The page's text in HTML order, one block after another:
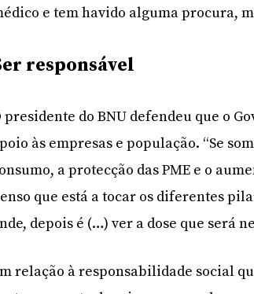
e tem havido alguma procura,
responsável
presidente do BNU defendeu que o
às empresas e população. “Se
a protecção das PME e o
que está a tocar os diferentes
depois é (…) ver a dose que será
relação à responsabilidade social